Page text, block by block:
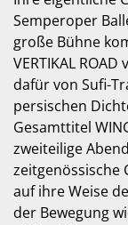
Semperoper
große Bühne
VERTIKAL
dafür von Sufi-
persischen
Gesamttitel
zweiteilige
zeitgenössische
auf ihre Weise
der Bewegung